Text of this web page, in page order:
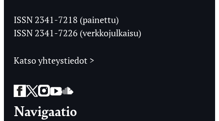
Ylioppilaslehti
ISSN 2341-7218 (painettu)
ISSN 2341-7226 (verkkojulkaisu)
Katso yhteystiedot >
Facebook
Twitter
Instagram
YouTube
SoundCloud
Navigaatio